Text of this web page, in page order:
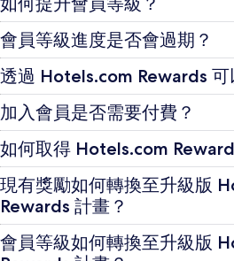
會員等級進度是否會過期？
透過 Hotels.com Rewards 可
加入會員是否需要付費？
如何取得 Hotels.com
現有獎勵如何轉換至升級版
Rewards 計畫？
會員等級如何轉換至升級版